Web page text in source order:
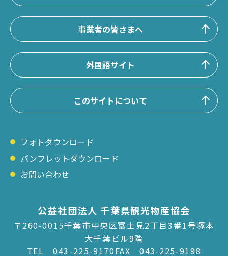
事業者の皆さまへ
外国語サイト
このサイトについて
フォトダウンロード
パンフレットダウンロード
お問い合わせ
公益社団法人 千葉県観光物産協会
〒260-0015千葉市中央区富士見2丁目3番1号塚本
大千葉ビル9階
TEL043-225-9170FAX 043-225-9198